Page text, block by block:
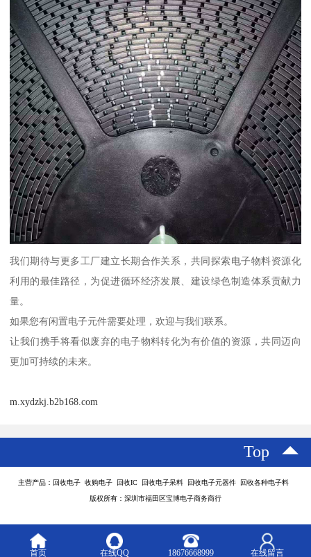
我们期待与更多工厂建立长期合作关系，共同探索电子物料资源化
利用的最佳路径，为促进循环经济发展、建设绿色制造体系贡献力
量。
如果您有闲置电子元件需要处理，欢迎与我们联系。
让我们携手将看似废弃的电子物料转化为有价值的资源，共同迈向
更加可持续的未来。
m.xydzkj.b2b168.com
Top
主营产品：回收电子 收购电子 回收IC 回收电子呆料 回收电子元器件 回收各种电子料
版权所有：深圳市福田区宝博电子商务商行
首页 在线QQ 18676668999 在线留言